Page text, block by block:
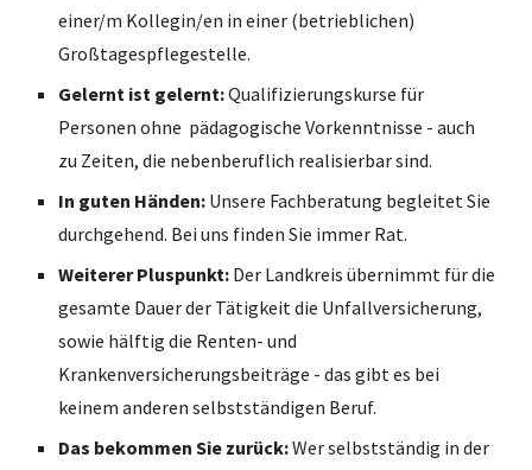
einer/m Kollegin/en in einer (betrieblichen)
Großtagespflegestelle.
Gelernt ist gelernt:Qualifizierungskurse für
Personen ohne pädagogische Vorkenntnisse - auch
zu Zeiten, die nebenberuflich realisierbar sind.
In guten Händen: Unsere Fachberatung begleitet Sie
durchgehend. Bei uns finden Sie immer Rat.
Weiterer Pluspunkt: Der Landkreis übernimmt für die
gesamte Dauer der Tätigkeit die Unfallversicherung,
sowie hälftig die Renten- und
Krankenversicherungsbeiträge - das gibt es bei
keinem anderen selbstständigen Beruf.
Das bekommen Sie zurück:Wer selbstständig in der